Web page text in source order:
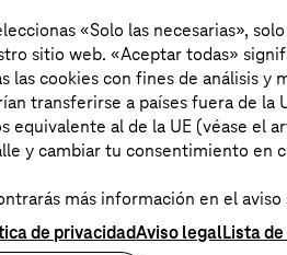
para el medio ambiente con
controlada por IoT.
«Solo las necesarias»,
sitio web. «Aceptar todas»
las cookies con fines de análisis
transferirse a países fuera de la
equivalente al de la UE (véase el
y cambiar tu consentimiento en
más información en el
de privacidadAviso legalLista